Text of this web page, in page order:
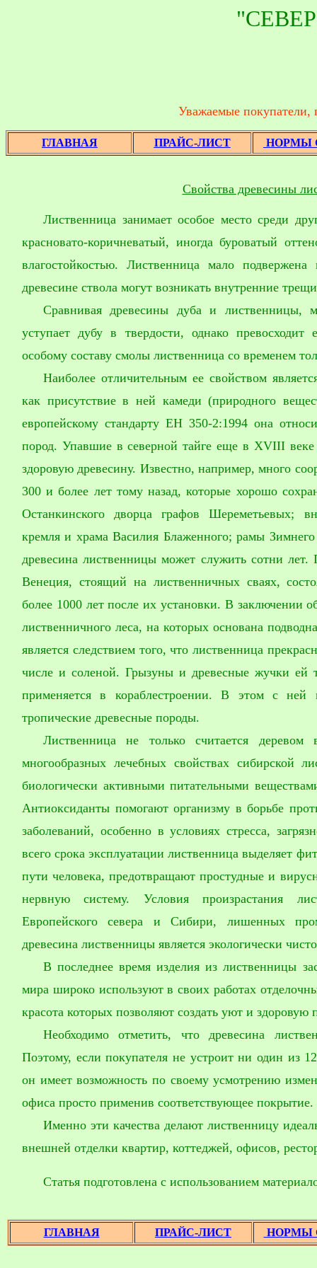
Уважаемые покупатели,
ГЛАВНАЯ ПРАЙС-ЛИСТ НОРМЫ
Свойства древесины
Лиственница занимает особое место среди
красновато-коричневатый, иногда буроватый
влагостойкостью. Лиственница мало
древесине ствола могут возникать внутренние
Сравнивая древесины дуба и лиственницы,
уступает дубу в твердости, однако превосходит
особому составу смолы лиственница со временем
Наиболее отличительным ее свойством
как присутствие в ней камеди (природного
европейскому стандарту ЕН 350-2:1994 она
пород. Упавшие в северной тайге еще в XVIII
здоровую древесину. Известно, например, много
300 и более лет тому назад, которые хорошо
Останкинского дворца графов Шереметьевых;
кремля и храма Василия Блаженного; рамы Зимнего
древесина лиственницы может служить сотни
Венеция, стоящий на лиственничных сваях,
более 1000 лет после их установки. В заключении
лиственничного леса, на которых основана
является следствием того, что лиственница
числе и соленой. Грызуны и древесные жучки
применяется в кораблестроении. В этом с ней
тропические древесные породы.
Лиственница не только считается
многообразных лечебных свойствах сибирской
биологически активными питательными
Антиоксиданты помогают организму в борьбе
заболеваний, особенно в условиях стресса,
всего срока эксплуатации лиственница выделяет
пути человека, предотвращают простудные и
нервную систему. Условия произрастания
Европейского севера и Сибири, лишенных
древесина лиственницы является экологически
В последнее время изделия из лиственницы
мира широко используют в своих работах
красота которых позволяют создать уют и
Необходимо отметить, что древесина
Поэтому, если покупателя не устроит ни один из
он имеет возможность по своему усмотрению
офиса просто применив соответствующее покрытие.
Именно эти качества делают лиственницу
внешней отделки квартир, коттеджей, офисов,
Статья подготовлена с использованием
ГЛАВНАЯ ПРАЙС-ЛИСТ НОРМЫ